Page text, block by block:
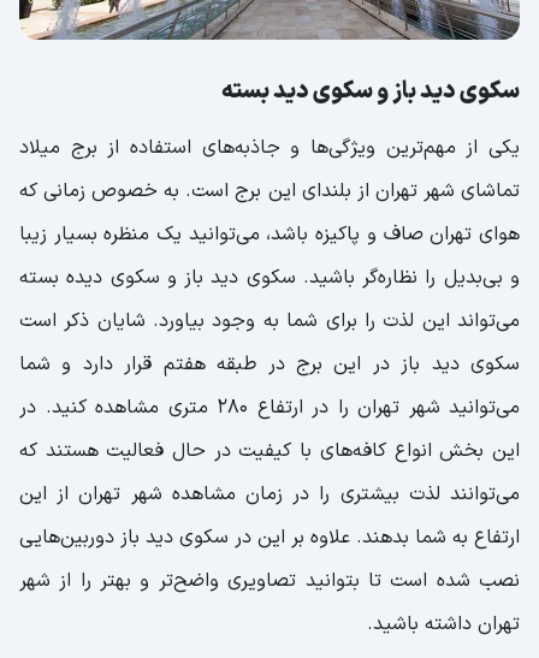
سکوی دید باز و سکوی دید بسته
یکی از مهم‌ترین ویژگی‌ها و جاذبه‌های استفاده از برج میلاد
تماشای شهر تهران از بلندای این برج است. به خصوص زمانی که
هوای تهران صاف و پاکیزه باشد، می‌توانید یک منظره بسیار زیبا
و بی‌بدیل را نظاره‌گر باشید. سکوی دید باز و سکوی دیده بسته
می‌تواند این لذت را برای شما به وجود بیاورد. شایان ذکر است
سکوی دید باز در این برج در طبقه هفتم قرار دارد و شما
می‌توانید شهر تهران را در ارتفاع ۲۸۰ متری مشاهده کنید. در
این بخش انواع کافه‌های با کیفیت در حال فعالیت هستند که
می‌توانند لذت بیشتری را در زمان مشاهده شهر تهران از این
ارتفاع به شما بدهند. علاوه بر این در سکوی دید باز دوربین‌هایی
نصب شده است تا بتوانید تصاویری واضح‌تر و بهتر را از شهر
تهران داشته باشید.